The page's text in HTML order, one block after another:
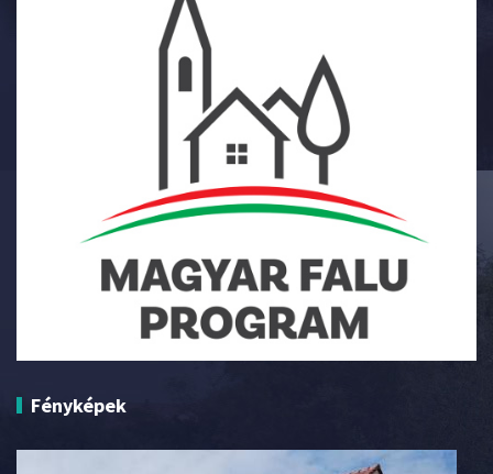
Fényképek